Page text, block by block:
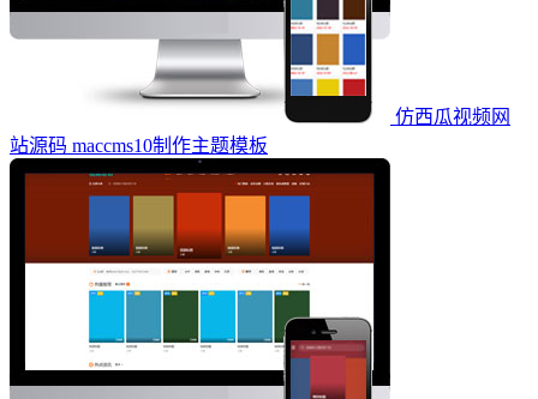
仿西瓜视频网
站源码 maccms10制作主题模板